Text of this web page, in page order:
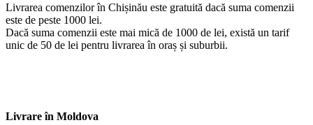
Livrarea comenzilor în Chișinău este gratuită dacă suma comenzii
este de peste 1000 lei.
Dacă suma comenzii este mai mică de 1000 de lei, există un tarif
unic de 50 de lei pentru livrarea în oraș și suburbii.
Livrare în Moldova